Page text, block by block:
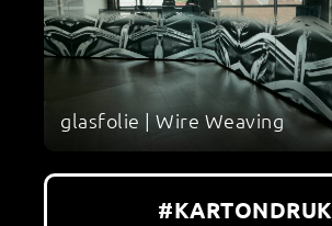
glasfolie | Wire Weaving
#KARTONDRUK